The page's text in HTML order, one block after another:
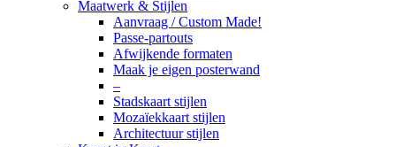
Maatwerk & Stijlen
Aanvraag / Custom Made!
Passe-partouts
Afwijkende formaten
Maak je eigen posterwand
–
Stadskaart stijlen
Mozaïekkaart stijlen
Architectuur stijlen